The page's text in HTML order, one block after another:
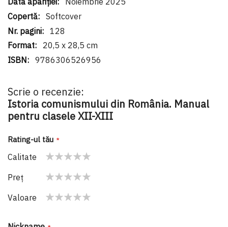
Softcover
128
20,5 x 28,5 cm
9786306526956
Scrie o recenzie:
Istoria comunismului din România. Manual
pentru clasele XII-XIII
Rating-ul tău
Calitate
star
stars
stars
stars
stars
Preţ
star
stars
stars
stars
stars
Valoare